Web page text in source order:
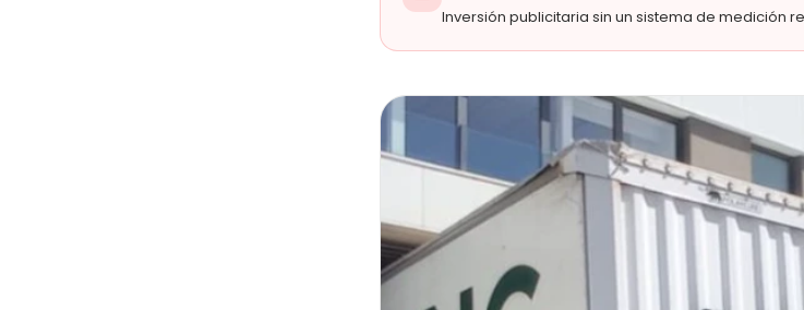
Inversión publicitaria sin un sistema de medición